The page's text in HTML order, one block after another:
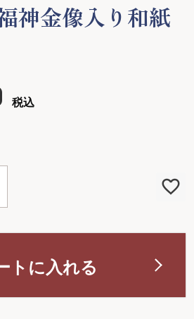
神金像入り和紙
税込
トに入れる